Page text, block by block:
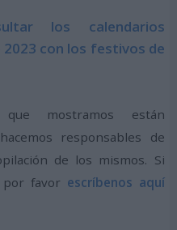
los calendarios
con los festivos de
mostramos están
responsables de
de los mismos. Si
favor escríbenos aquí